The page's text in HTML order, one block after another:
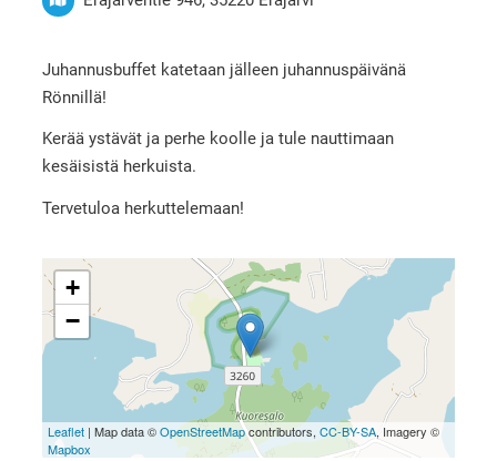
Juhannusbuffet katetaan jälleen juhannuspäivänä
Rönnillä!
Kerää ystävät ja perhe koolle ja tule nauttimaan
kesäisistä herkuista.
Tervetuloa herkuttelemaan!
+
−
Leaflet| Map data ©OpenStreetMapcontributors, CC-BY-SA, Imagery ©
Mapbox